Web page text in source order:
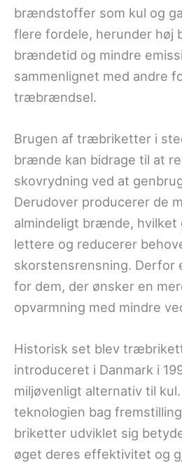
brændstoffer som kul og
flere fordele, herunder høj
brændetid og mindre
sammenlignet med andre
træbrændsel.
Brugen af træbriketter i
brænde kan bidrage til at
skovrydning ved at
Derudover producerer de
almindeligt brænde, hvilket
lettere og reducerer
skorstensrensning. Derfor
for dem, der ønsker en
opvarmning med mindre
Historisk set blev
introduceret i Danmark i
miljøvenligt alternativ til
teknologien bag
briketter udviklet sig
øget deres effektivitet og